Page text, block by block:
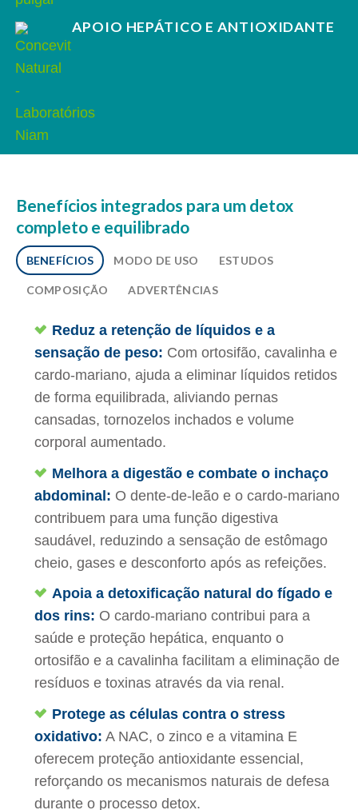
APOIO HEPÁTICO E ANTIOXIDANTE
Benefícios integrados para um detox
completo e equilibrado
BENEFÍCIOS MODO DE USO ESTUDOS
COMPOSIÇÃO ADVERTÊNCIAS
Reduz a retenção de líquidos e a
sensação de peso: Com ortosifão, cavalinha e
cardo-mariano, ajuda a eliminar líquidos retidos
de forma equilibrada, aliviando pernas
cansadas, tornozelos inchados e volume
corporal aumentado.
Melhora a digestão e combate o inchaço
abdominal: O dente-de-leão e o cardo-mariano
contribuem para uma função digestiva
saudável, reduzindo a sensação de estômago
cheio, gases e desconforto após as refeições.
Apoia a detoxificação natural do fígado e
dos rins: O cardo-mariano contribui para a
saúde e proteção hepática, enquanto o
ortosifão e a cavalinha facilitam a eliminação de
resíduos e toxinas através da via renal.
Protege as células contra o stress
oxidativo: A NAC, o zinco e a vitamina E
oferecem proteção antioxidante essencial,
reforçando os mecanismos naturais de defesa
durante o processo detox.